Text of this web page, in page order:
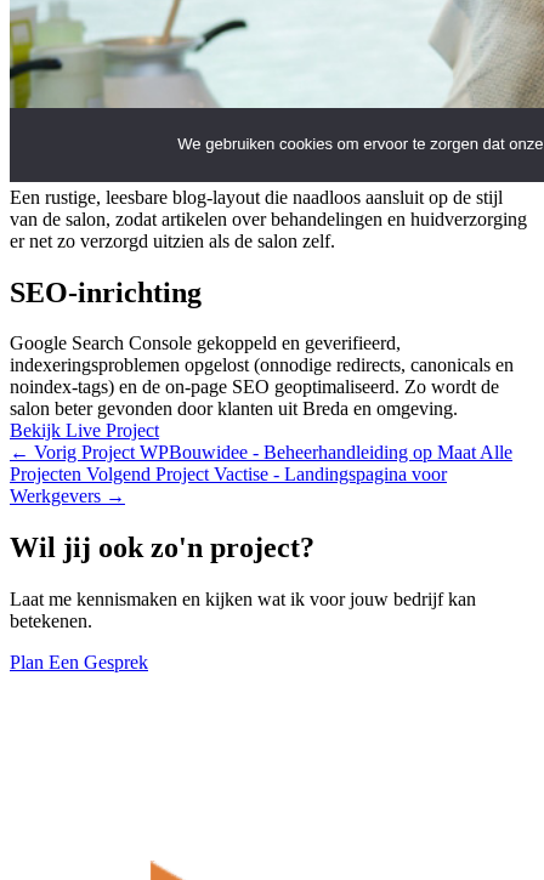
Een rustige, leesbare blog-layout die naadloos aansluit op de stijl
van de salon, zodat artikelen over behandelingen en huidverzorging
er net zo verzorgd uitzien als de salon zelf.
SEO-inrichting
Google Search Console gekoppeld en geverifieerd,
indexeringsproblemen opgelost (onnodige redirects, canonicals en
noindex-tags) en de on-page SEO geoptimaliseerd. Zo wordt de
salon beter gevonden door klanten uit Breda en omgeving.
Bekijk Live Project
← Vorig Project WPBouwidee - Beheerhandleiding op MaatAlle
Projecten Volgend Project Vactise - Landingspagina voor
Werkgevers →
Wil jij ook zo'n project?
Laat me kennismaken en kijken wat ik voor jouw bedrijf kan
betekenen.
Plan Een Gesprek